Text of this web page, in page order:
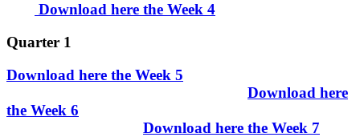
Download here the Week 4
Quarter 1
Download here the Week 5
Download here
the Week 6
Download here the Week 7